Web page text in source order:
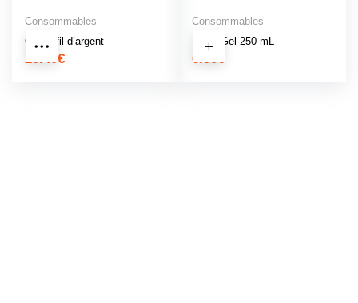
Consommables
Gants fil d’argent
29.40€
Consommables
Micro Gel 250 mL
6.00€